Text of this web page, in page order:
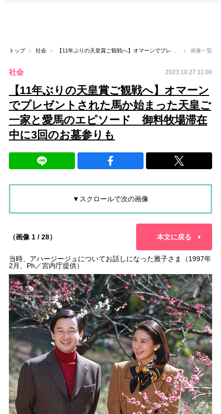
トップ 社会 画像一覧
社会 2023.10.27 11:00
【11年ぶりの天皇賞ご観戦へ】オマーン
でプレゼントされた馬か始まった天皇ご
一家と愛馬のエピソード 御料牧場滞在
中に3回のお墓参りも
▼スクロールで次の画像
（画像 1 / 28） 本文に戻る
当時、アハージージュについてお話しになった雅子さま（1997年
2月、Ph／宮内庁提供）